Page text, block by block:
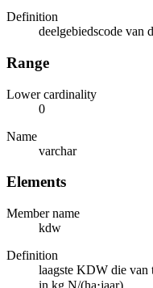
Definition
deelgebiedscode van
Range
Lower cardinality
0
Name
varchar
Elements
Member name
kdw
Definition
laagste KDW die van
in kg N/(ha⋅jaar)